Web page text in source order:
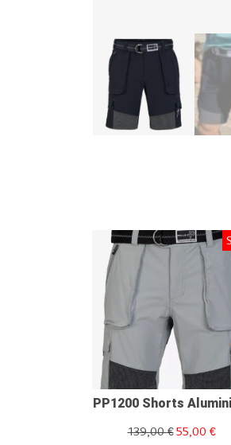
PP1200 Shorts
139,00€ 55,00 €